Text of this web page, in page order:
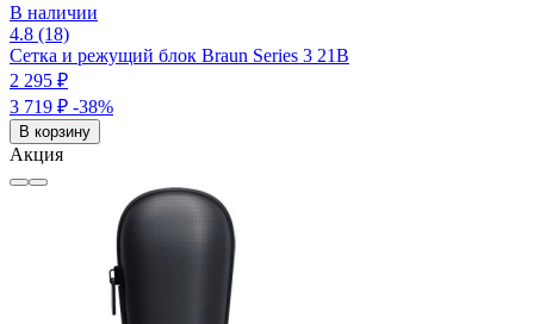
В наличии
4.8 (18)
Сетка и режущий блок Braun Series 3 21B
2 295 ₽
3 719 ₽ -38%
В корзину
Акция